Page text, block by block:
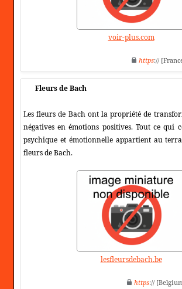
voir-plus.com
https://
Fleurs de Bach
Les fleurs de Bach ont la propriété de
négatives en émotions positives. Tout ce qui
psychique et émotionnelle appartient au
fleurs de Bach.
lesfleursdebach.be
https://